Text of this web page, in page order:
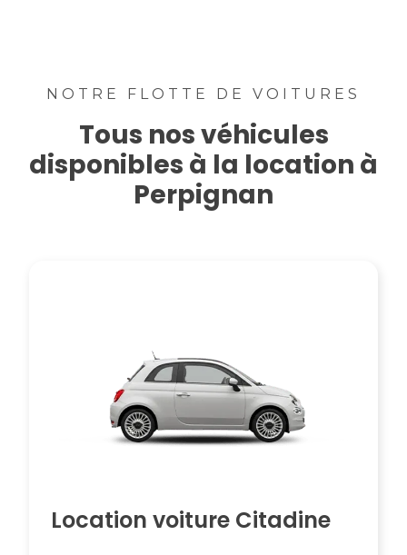
NOTRE FLOTTE DE VOITURES
Tous nos véhicules
disponibles à la location à
Perpignan
Location voiture Citadine